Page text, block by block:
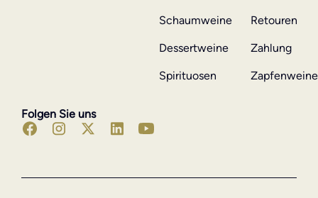
Folgen Sie uns
Schaumweine
Dessertweine
Spirituosen
Retouren
Zahlung
Zapfenweine